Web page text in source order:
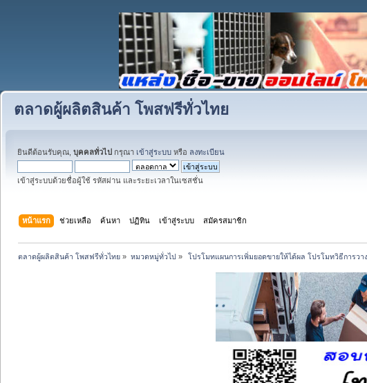
ตลาดผู้ผลิตสินค้า โพสฟรีทั่วไทย
ยินดีต้อนรับคุณ, บุคคลทั่วไป กรุณา เข้าสู่ระบบ หรือ ลงทะเบียน
เข้าสู่ระบบด้วยชื่อผู้ใช้ รหัสผ่าน และระยะเวลาในเซสชั่น
หน้าแรก ช่วยเหลือ ค้นหา ปฏิทิน เข้าสู่ระบบ สมัครสมาชิก
ตลาดผู้ผลิตสินค้า โพสฟรีทั่วไทย » หมวดหมู่ทั่วไป» โปรโมทแผนการเพิ่มยอดขายให้ได้ผล โปรโมทวิธีการวา